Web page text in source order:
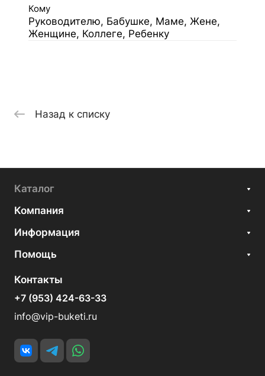
Кому
Руководителю, Бабушке, Маме, Жене,
Женщине, Коллеге, Ребенку
Назад к списку
Каталог
Компания
Информация
Помощь
Контакты
+7 (953) 424-63-33
info@vip-buketi.ru